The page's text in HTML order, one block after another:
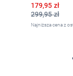
299,95 zł
Obniżona cena
179,95 zł
Najniższa cena z